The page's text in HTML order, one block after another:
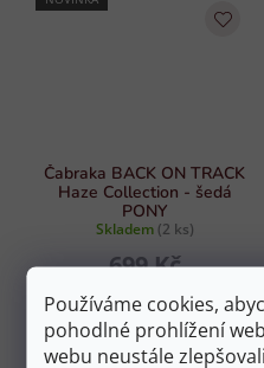
Používáme cookies,
pohodlné prohlížení
webu neustále
Čabraka BACK ON TRACK
Haze Collection - šedá
PONY
Skladem (2 ks)
699 Kč
DO KOŠÍKU